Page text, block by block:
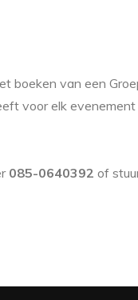
boeken van een
voor elk evenement
085-0640392 of